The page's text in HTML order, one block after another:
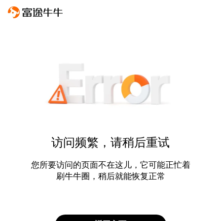
访问频繁，请稍后重试
您所要访问的页面不在这儿，它可能正忙着
刷牛牛圈，稍后就能恢复正常